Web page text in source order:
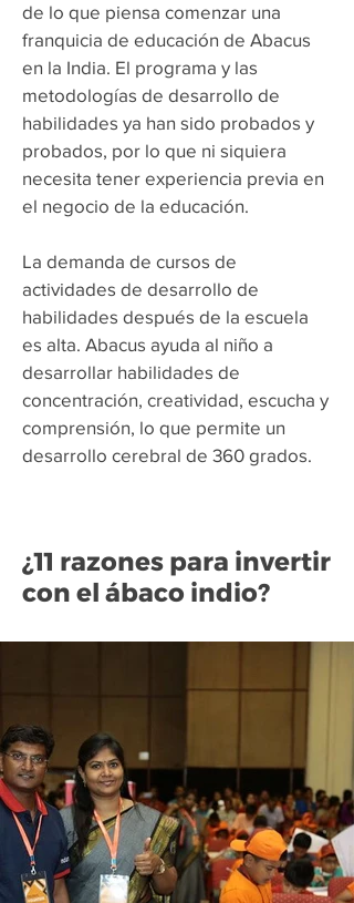
de lo que piensa comenzar una
franquicia de educación de Abacus
en la India. El programa y las
metodologías de desarrollo de
habilidades ya han sido probados y
probados, por lo que ni siquiera
necesita tener experiencia previa en
el negocio de la educación.
La demanda de cursos de
actividades de desarrollo de
habilidades después de la escuela
es alta. Abacus ayuda al niño a
desarrollar habilidades de
concentración, creatividad, escucha y
comprensión, lo que permite un
desarrollo cerebral de 360 grados.
¿11 razones para invertir
con el ábaco indio?